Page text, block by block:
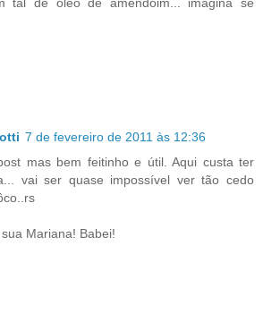
7 de fevereiro de 2011 às 12:36
mas bem feitinho e útil. Aqui custa ter
vai ser quase impossível ver tão cedo
Mariana! Babei!